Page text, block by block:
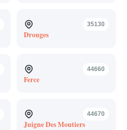
35130
Drouges
44660
Ferce
44670
Juigne Des Moutiers